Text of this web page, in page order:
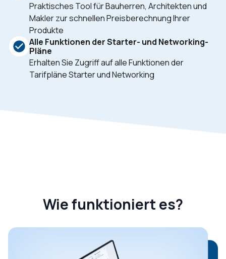
Praktisches Tool für Bauherren, Architekten und
Makler zur schnellen Preisberechnung Ihrer
Produkte
Alle Funktionen der Starter- und Networking-
Pläne
Erhalten Sie Zugriff auf alle Funktionen der
Tarifpläne Starter und Networking
Wie funktioniert es?